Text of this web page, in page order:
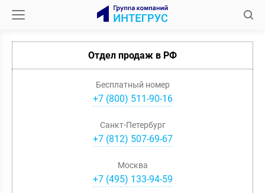
Отдел продаж в РФ
Бесплатный номер
+7 (800) 511-90-16
Санкт-Петербург
+7(812) 507-69-67
Москва
+7(495) 133-94-59